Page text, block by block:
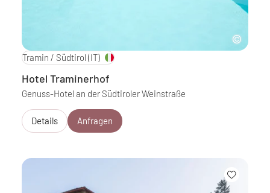
Tramin / Südtirol (IT)
Hotel Traminerhof
Genuss-Hotel an der Südtiroler Weinstraße
Details Anfragen